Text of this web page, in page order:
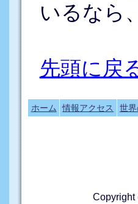
いるなら
先頭に戻
ホーム 情報アクセス 世界
Copyright